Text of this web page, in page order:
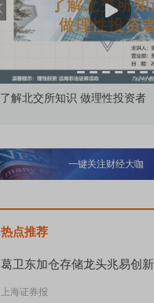
了解北交所知识 做理性投资者
一键关注财经大咖
热点推荐
葛卫东加仓存储龙头兆易创新
上海证券报